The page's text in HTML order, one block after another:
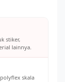
stiker,
lainnya.
skala